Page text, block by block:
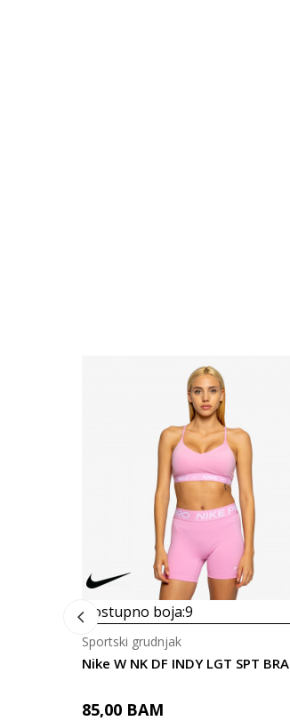
Dostupno boja:9
Nike W NK DF INDY LGT SPT BRA
Sportski grudnjak
85,00 BAM